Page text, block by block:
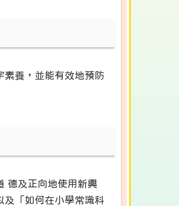
素養，並能有效地預防
德及正向地使用新興
及「如何在小學常識科